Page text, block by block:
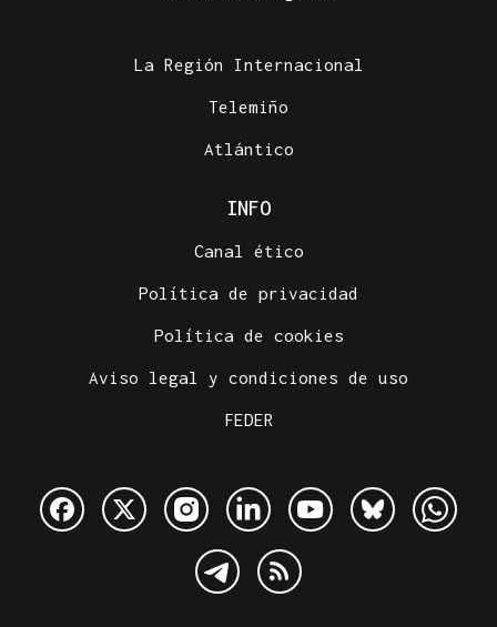
La Región Internacional
Telemiño
Atlántico
INFO
Canal ético
Política de privacidad
Política de cookies
Aviso legal y condiciones de uso
FEDER